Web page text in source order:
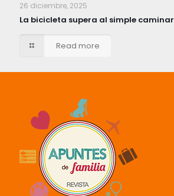
26 diciembre, 2025
La bicicleta supera al simple caminar
Read more